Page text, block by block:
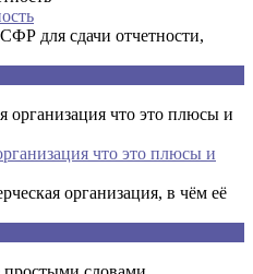
для сдачи отчетности,
что это плюсы и
организация, в чём её